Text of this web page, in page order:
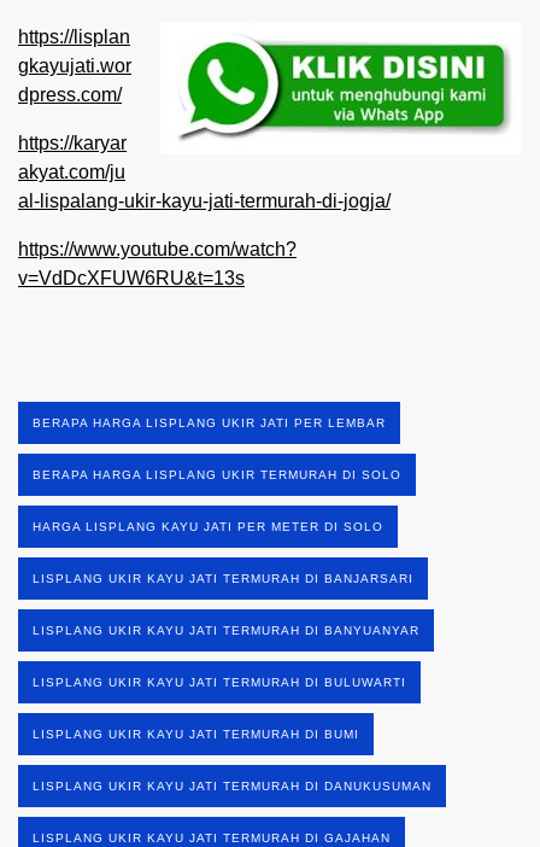
https://lisplan
gkayujati.wor
dpress.com/
https://karyar
akyat.com/ju
al-lispalang-ukir-kayu-jati-termurah-di-jogja/
https://www.youtube.com/watch?
v=VdDcXFUW6RU&t=13s
BERAPA HARGA LISPLANG UKIR JATI PER LEMBAR
BERAPA HARGA LISPLANG UKIR TERMURAH DI SOLO
HARGA LISPLANG KAYU JATI PER METER DI SOLO
LISPLANG UKIR KAYU JATI TERMURAH DI BANJARSARI
LISPLANG UKIR KAYU JATI TERMURAH DI BANYUANYAR
LISPLANG UKIR KAYU JATI TERMURAH DI BULUWARTI
LISPLANG UKIR KAYU JATI TERMURAH DI BUMI
LISPLANG UKIR KAYU JATI TERMURAH DI DANUKUSUMAN
LISPLANG UKIR KAYU JATI TERMURAH DI GAJAHAN